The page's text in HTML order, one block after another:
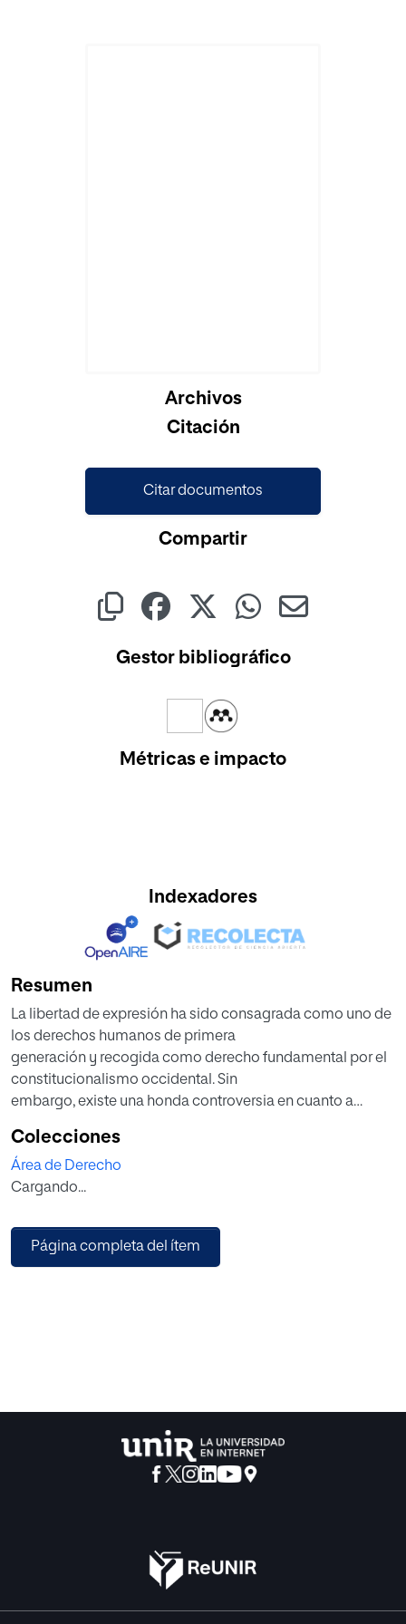
Archivos
Citación
Citar documentos
Compartir
Gestor bibliográfico
Métricas e impacto
Indexadores
Resumen
La libertad de expresión ha sido consagrada como uno de
los derechos humanos de primera
generación y recogida como derecho fundamental por el
constitucionalismo occidental. Sin
embargo, existe una honda controversia en cuanto a
deben ser protegidos.
Por ello, a partir de un acercamiento conceptual a la
libertad de expresión, en primer lugar
determinar cuál es su contenido a nivel
europeo y a nivel nacional, para analizar si existen
importantes diferencias en relación con la interpretación
de este derecho fundamental
Colecciones
Área de Derecho
Cargando...
Página completa del ítem